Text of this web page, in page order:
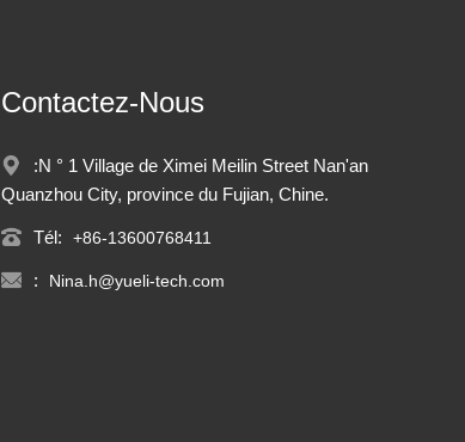
Contactez-Nous
:N ° 1 Village de Ximei Meilin Street Nan'an
Quanzhou City, province du Fujian, Chine.
Tél: +86-13600768411
: Nina.h@yueli-tech.com